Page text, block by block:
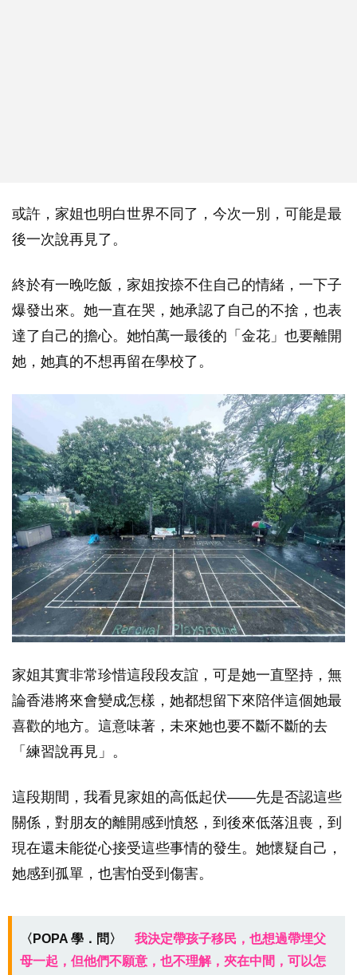
或許，家姐也明白世界不同了，今次一別，可能是最
後一次說再見了。
終於有一晚吃飯，家姐按捺不住自己的情緒，一下子
爆發出來。她一直在哭，她承認了自己的不捨，也表
達了自己的擔心。她怕萬一最後的「金花」也要離開
她，她真的不想再留在學校了。
家姐其實非常珍惜這段段友誼，可是她一直堅持，無
論香港將來會變成怎樣，她都想留下來陪伴這個她最
喜歡的地方。這意味著，未來她也要不斷不斷的去
「練習說再見」。
這段期間，我看見家姐的高低起伏——先是否認這些
關係，對朋友的離開感到憤怒，到後來低落沮喪，到
現在還未能從心接受這些事情的發生。她懷疑自己，
她感到孤單，也害怕受到傷害。
〈POPA 學．問〉
我決定帶孩子移民，也想過帶埋父
母一起，但他們不願意，也不理解，夾在中間，可以怎